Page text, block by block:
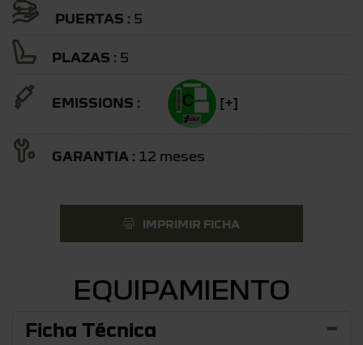
PUERTAS : 5
PLAZAS : 5
EMISSIONS : [+]
GARANTIA : 12 meses
IMPRIMIR FICHA
EQUIPAMIENTO
Ficha Técnica